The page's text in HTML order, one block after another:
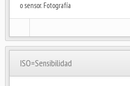
o sensor. Fotografía
ISO=Sensibilidad